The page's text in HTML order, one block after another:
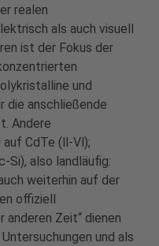
realen
als auch visuell
ist der Fokus der
und
die anschließende
Andere
CdTe (ll-Vl);
Si), also landläufig:
weiterhin auf der
offiziell
anderen Zeit“ dienen
und als